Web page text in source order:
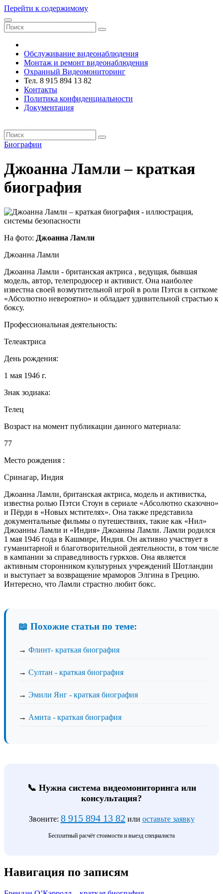
Перейти к содержимому
Обслуживание видеонаблюдения
Монтаж и ремонт видеонаблюдения
Охранный Видеомониторинг
Тел. 8 915 894 13 82
Контакты
Политика конфиденциальности
Документация
Биографии
Джоанна Ламли – краткая
биография
На фото: Джоанна Ламли
Джоанна Ламли
Джоанна Ламли - британская актриса , ведущая, бывшая
модель, автор, телепродюсер и активист. Она наиболее
известна своей возмутительной игрой в роли Пэтси в ситкоме
«Абсолютно невероятно» и обладает удивительной страстью к
боксу.
Профессиональная деятельность:
Телеактриса
День рождения:
1 мая 1946 г.
Знак зодиака:
Телец
Возраст на момент публикации данного материала:
77
Место рождения :
Сринагар, Индия
Джоанна Ламли, британская актриса, модель и активистка,
известна ролью Пэтси Стоун в сериале «Абсолютно сказочно»
и Пёрди в «Новых мстителях». Она также представила
документальные фильмы о путешествиях, такие как «Нил»
Джоанны Ламли и «Индия» Джоанны Ламли. Ламли родился
1 мая 1946 года в Кашмире, Индия. Он активно участвует в
гуманитарной и благотворительной деятельности, в том числе
в кампании за справедливость гуркхов. Она является
активным сторонником культурных учреждений Шотландии
и выступает за возвращение мраморов Элгина в Грецию.
Интересно, что Ламли страстно любит бокс.
📖 Похожие статьи по теме:
→ Флинт- краткая биография
→ Султан - краткая биография
→ Эмили Янг - краткая биография
→ Амита - краткая биография
📞 Нужна система видеомониторинга или
консультация?
Звоните: 8 915 894 13 82 или оставьте заявку
Бесплатный расчёт стоимости и выезд специалиста
Навигация по записям